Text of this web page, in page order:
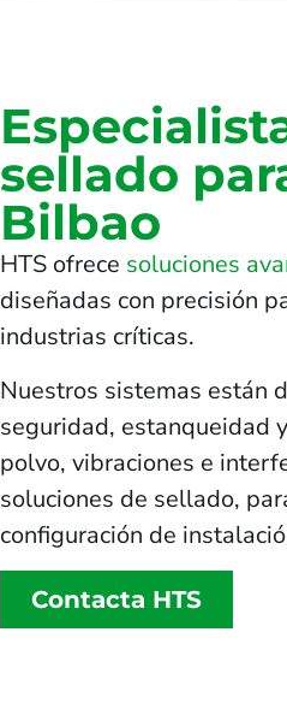
sellado
Bilbao
HTS ofrece soluciones
diseñadas con precisión
industrias críticas.
Nuestros sistemas están
seguridad, estanqueidad
polvo, vibraciones e
soluciones de sellado,
configuración de
Contacta HTS